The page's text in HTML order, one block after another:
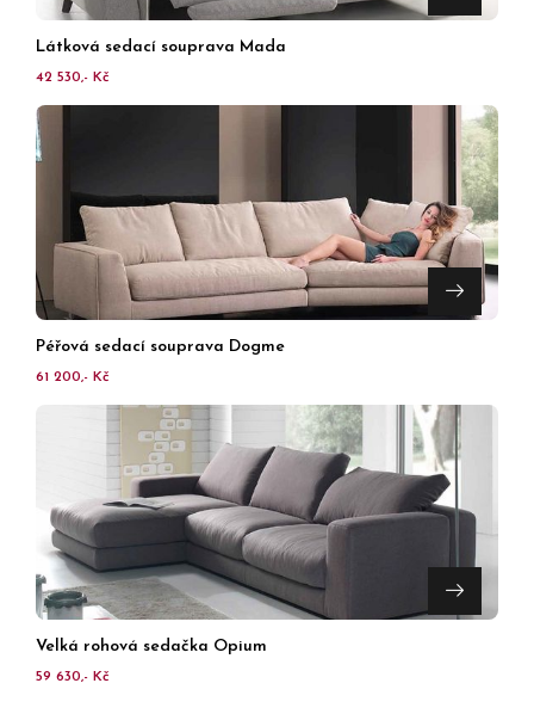
Látková sedací souprava Mada
42 530,- Kč
Péřová sedací souprava Dogme
61 200,- Kč
Velká rohová sedačka Opium
59 630,- Kč